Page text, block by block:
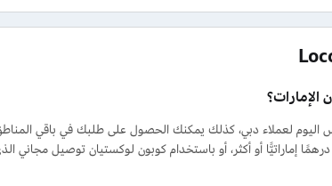
أيام عمل. ويكون الشحن مجانًا للطلبات بمبلغ 249 درهمًا إماراتيًّا أو أكثر، أو باستخدام كوبون